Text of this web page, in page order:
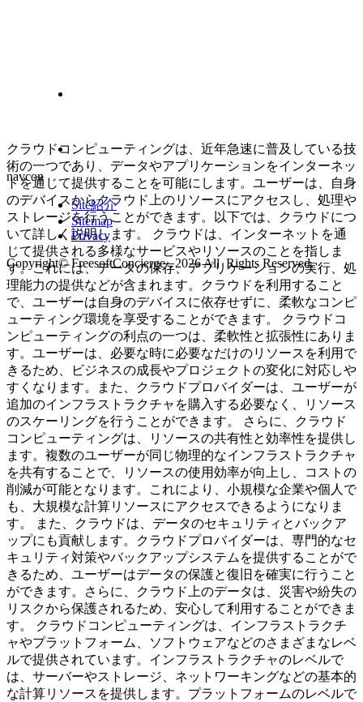
クラウドコンピューティングは、近年急速に普及している技
術の一つであり、データやアプリケーションをインターネッ
トを通じて提供することを可能にします。ユーザーは、自身
のデバイスからクラウド上のリソースにアクセスし、処理や
ストレージを行うことができます。以下では、クラウドにつ
いて詳しく説明します。 クラウドは、インターネットを通
じて提供される多様なサービスやリソースのことを指しま
す。これには、データの保存、アプリケーションの実行、処
理能力の提供などが含まれます。クラウドを利用すること
で、ユーザーは自身のデバイスに依存せずに、柔軟なコンピ
ューティング環境を享受することができます。 クラウドコ
ンピューティングの利点の一つは、柔軟性と拡張性にありま
す。ユーザーは、必要な時に必要なだけのリソースを利用で
きるため、ビジネスの成長やプロジェクトの変化に対応しや
すくなります。また、クラウドプロバイダーは、ユーザーが
追加のインフラストラクチャを購入する必要なく、リソース
のスケーリングを行うことができます。 さらに、クラウド
コンピューティングは、リソースの共有性と効率性を提供し
ます。複数のユーザーが同じ物理的なインフラストラクチャ
を共有することで、リソースの使用効率が向上し、コストの
削減が可能となります。これにより、小規模な企業や個人で
も、大規模な計算リソースにアクセスできるようになりま
す。 また、クラウドは、データのセキュリティとバックア
ップにも貢献します。クラウドプロバイダーは、専門的なセ
キュリティ対策やバックアップシステムを提供することがで
きるため、ユーザーはデータの保護と復旧を確実に行うこと
ができます。さらに、クラウド上のデータは、災害や紛失の
リスクから保護されるため、安心して利用することができま
す。 クラウドコンピューティングは、インフラストラクチ
ャやプラットフォーム、ソフトウェアなどのさまざまなレベ
ルで提供されています。インフラストラクチャのレベルで
は、サーバーやストレージ、ネットワーキングなどの基本的
な計算リソースを提供します。プラットフォームのレベルで
navcon
Site紹介
Sitemap
Privacy
Copyright© FreesoftConcierge , 2026 All Rights Reserved.